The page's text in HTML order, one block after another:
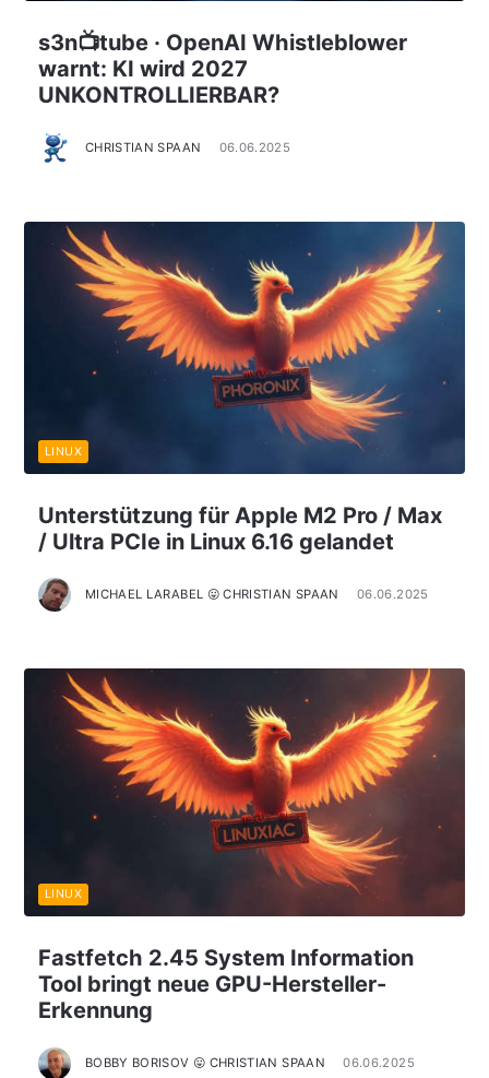
s3n📺tube · OpenAI Whistleblower
warnt: KI wird 2027
UNKONTROLLIERBAR?
CHRISTIAN SPAAN 06.06.2025
Unterstützung für Apple M2 Pro / Max
/ Ultra PCIe in Linux 6.16 gelandet
MICHAEL LARABEL 😛 CHRISTIAN SPAAN 06.06.2025
LINUX
Fastfetch 2.45 System Information
Tool bringt neue GPU-Hersteller-
Erkennung
BOBBY BORISOV 😛 CHRISTIAN SPAAN 06.06.2025
LINUX